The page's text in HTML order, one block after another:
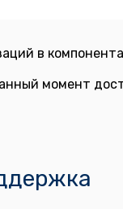
в
момент